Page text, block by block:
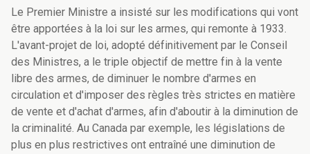
Le Premier Ministre a insisté sur les modifications qui vont
être apportées à la loi sur les armes, qui remonte à 1933.
L'avant-projet de loi, adopté définitivement par le Conseil
des Ministres, a le triple objectif de mettre fin à la vente
libre des armes, de diminuer le nombre d'armes en
circulation et d'imposer des règles très strictes en matière
de vente et d'achat d'armes, afin d'aboutir à la diminution de
la criminalité. Au Canada par exemple, les législations de
plus en plus restrictives ont entraîné une diminution de